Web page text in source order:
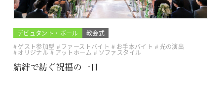
デビュタント・ボール
教会式
ゲスト参加型
ファーストバイト お手本バイト 光の演出
オリジナル アットホーム
ソファスタイル
結絆で紡ぐ祝福の一日